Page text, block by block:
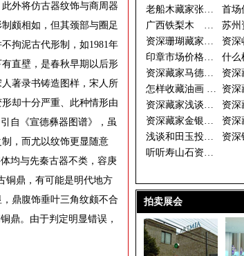
外将仿古器纹饰与商周器
颇相如，但其颈部与圈足
拘泥古代形制，如1981年
直壁，是春秋早期以后形
著录书铸造图样，宋人所
却十分严重、此种情形由
自《宣德彝器图谱》，虽
，而尤以纹饰更显随意
均与先秦古器不类，容庚
铜鼎，有可能是明代地方
鼎腹饰垂叶三角纹颇不合
鼎。由于判定明显错误，
老船木藏家张有峰
广西铁梨木 古拙淳朴藏价值
资深珊瑚藏家说法
印章市场价格倒挂 资深藏家期待
资深藏家马德光的投资秘诀
怎样收藏油画 资深藏家开出三大
资深藏家浅谈和田玉收藏
资深藏家金银器价格稳步上升 收
浅谈和田玉投资做一个成功的收藏
听听寿山石资深藏家的收藏经
拍卖展会